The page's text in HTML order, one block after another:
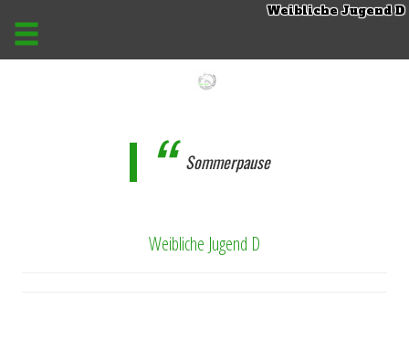
Weibliche Jugend D
Sommerpause
Weibliche Jugend D